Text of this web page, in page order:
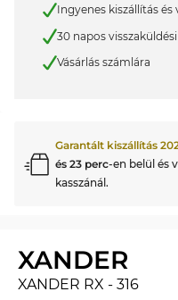
Ingyenes kiszállítás és
30 napos
Vásárlás számlára
Garantált kiszállítás
és 23 perc-en belül és
kasszánál.
XANDER
XANDER RX - 316